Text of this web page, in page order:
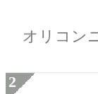
オリコン